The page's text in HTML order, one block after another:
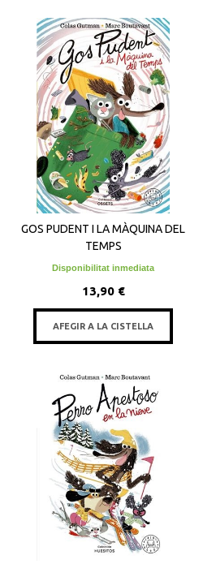
GOS PUDENT I LA MÀQUINA DEL
TEMPS
Disponibilitat inmediata
13,90 €
AFEGIR A LA CISTELLA